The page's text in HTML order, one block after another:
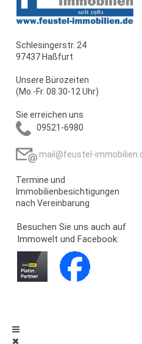
Schlesingerstr. 24
97437 Haßfurt
Unsere Bürozeiten
(Mo.-Fr. 08.30-12 Uhr)
Sie erreichen uns
09521-6980
mail@feustel-
Termine und
Immobilienbesichtigungen
nach Vereinbarung
Besuchen Sie uns auch auf
Immowelt und Facebook: